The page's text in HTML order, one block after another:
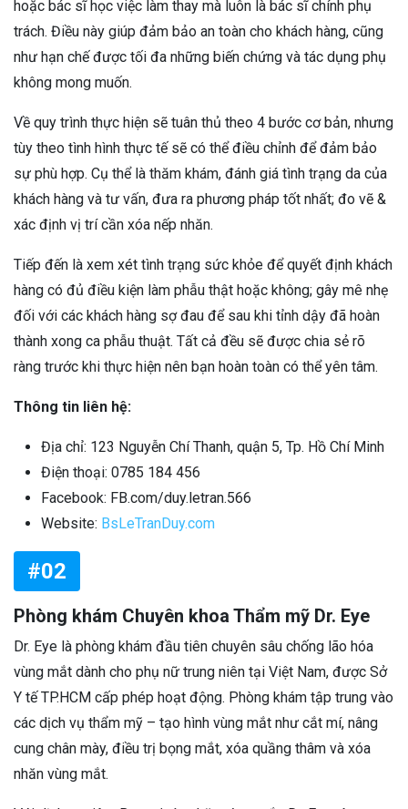
hoặc bác sĩ học việc làm thay mà luôn là bác sĩ chính phụ
trách. Điều này giúp đảm bảo an toàn cho khách hàng, cũng
như hạn chế được tối đa những biến chứng và tác dụng phụ
không mong muốn.
Về quy trình thực hiện sẽ tuân thủ theo 4 bước cơ bản, nhưng
tùy theo tình hình thực tế sẽ có thể điều chỉnh để đảm bảo
sự phù hợp. Cụ thể là thăm khám, đánh giá tình trạng da của
khách hàng và tư vấn, đưa ra phương pháp tốt nhất; đo vẽ &
xác định vị trí cần xóa nếp nhăn.
Tiếp đến là xem xét tình trạng sức khỏe để quyết định khách
hàng có đủ điều kiện làm phẫu thật hoặc không; gây mê nhẹ
đối với các khách hàng sợ đau để sau khi tỉnh dậy đã hoàn
thành xong ca phẫu thuật. Tất cả đều sẽ được chia sẻ rõ
ràng trước khi thực hiện nên bạn hoàn toàn có thể yên tâm.
Thông tin liên hệ:
Địa chỉ: 123 Nguyễn Chí Thanh, quận 5, Tp. Hồ Chí Minh
Điện thoại: 0785 184 456
Facebook: FB.com/duy.letran.566
Website: BsLeTranDuy.com
#02
Phòng khám Chuyên khoa Thẩm mỹ Dr. Eye
Dr. Eye là phòng khám đầu tiên chuyên sâu chống lão hóa
vùng mắt dành cho phụ nữ trung niên tại Việt Nam, được Sở
Y tế TP.HCM cấp phép hoạt động. Phòng khám tập trung vào
các dịch vụ thẩm mỹ – tạo hình vùng mắt như cắt mí, nâng
cung chân mày, điều trị bọng mắt, xóa quầng thâm và xóa
nhăn vùng mắt.